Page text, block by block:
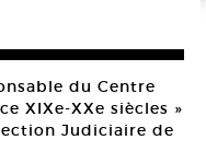
du Centre
XIXe-XXe siècles »
Judiciaire de